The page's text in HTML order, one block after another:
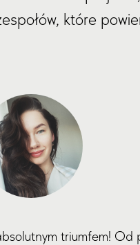
które
triumfem!